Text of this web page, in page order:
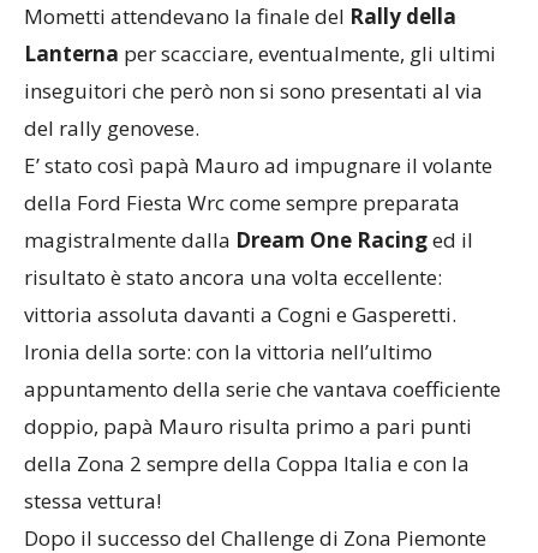
Mometti attendevano la finale del Rally della
Lanterna per scacciare, eventualmente, gli ultimi
inseguitori che però non si sono presentati al via
del rally genovese.
E’ stato così papà Mauro ad impugnare il volante
della Ford Fiesta Wrc come sempre preparata
magistralmente dalla Dream One Racinged il
risultato è stato ancora una volta eccellente:
vittoria assoluta davanti a Cogni e Gasperetti.
Ironia della sorte: con la vittoria nell’ultimo
appuntamento della serie che vantava coefficiente
doppio, papà Mauro risulta primo a pari punti
della Zona 2 sempre della Coppa Italia e con la
stessa vettura!
Dopo il successo del Challenge di Zona Piemonte